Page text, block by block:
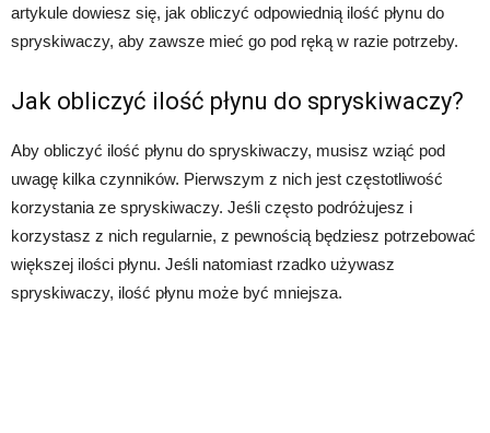
artykule dowiesz się, jak obliczyć odpowiednią ilość płynu do
spryskiwaczy, aby zawsze mieć go pod ręką w razie potrzeby.
Jak obliczyć ilość płynu do spryskiwaczy?
Aby obliczyć ilość płynu do spryskiwaczy, musisz wziąć pod
uwagę kilka czynników. Pierwszym z nich jest częstotliwość
korzystania ze spryskiwaczy. Jeśli często podróżujesz i
korzystasz z nich regularnie, z pewnością będziesz potrzebować
większej ilości płynu. Jeśli natomiast rzadko używasz
spryskiwaczy, ilość płynu może być mniejsza.